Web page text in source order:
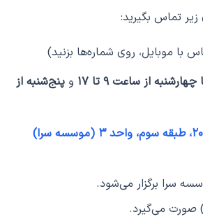
تماس بگیرید:
با موبایل، روی شماره‌ها بزنید)
از ساعت ۹ تا ۱۷ وپنج‌شنبه از
سرا برگزار می‌شود.
صورت می‌گیرد.